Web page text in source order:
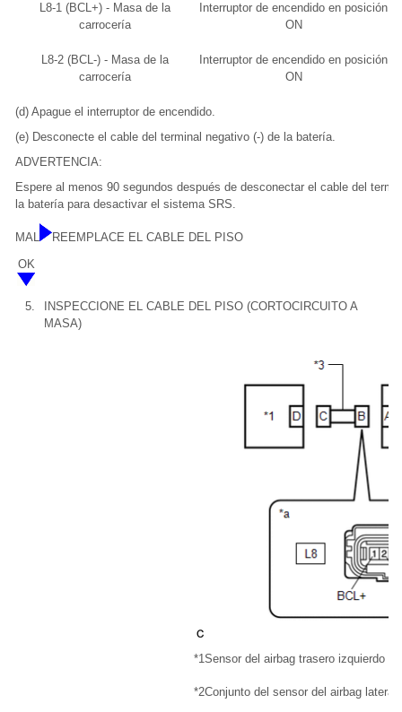
L8-1 (BCL+) - Masa de la
carrocería
Interruptor de encendido en posición
ON
L8-2 (BCL-) - Masa de la
carrocería
Interruptor de encendido en posición
ON
(d) Apague el interruptor de encendido.
(e) Desconecte el cable del terminal negativo (-) de la batería.
ADVERTENCIA:
Espere al menos 90 segundos después de desconectar el cable del
la batería para desactivar el sistema SRS.
MAL
REEMPLACE EL CABLE DEL PISO
OK
5.
INSPECCIONE EL CABLE DEL PISO (CORTOCIRCUITO A
MASA)
*1Sensor del airbag trasero izquierdo
*2Conjunto del sensor del airbag lateral